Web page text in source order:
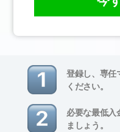
登録し、専任
ください。
必要な最低入
ましょう。